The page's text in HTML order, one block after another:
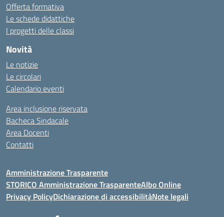
Offerta formativa
Le schede didattiche
I progetti delle classi
Novità
Le notizie
Le circolari
Calendario eventi
Area inclusione riservata
Bacheca Sindacale
Area Docenti
Contatti
Amministrazione Trasparente
STORICO Amministrazione TrasparenteAlbo Online
Privacy PolicyDichiarazione di accessibilitàNote legali